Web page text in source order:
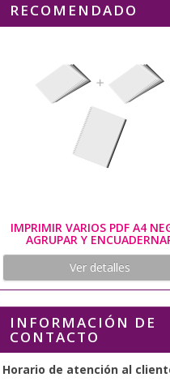
RECOMENDADO
IMPRIMIR VARIOS PDF A4
AGRUPAR Y
Ver detalles
INFORMACIÓN DE
CONTACTO
Horario de atención al